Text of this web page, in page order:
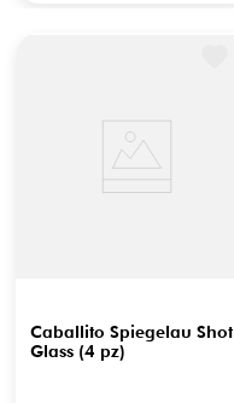
Caballito Spiegelau Shot
Glass (4 pz)